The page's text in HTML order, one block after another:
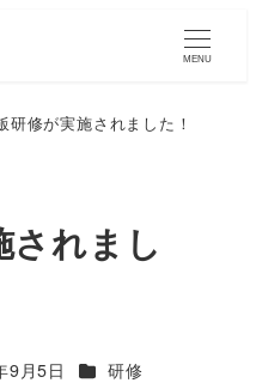
MENU
研修が実施されました！
されまし
9月5日 カテゴリー
研修